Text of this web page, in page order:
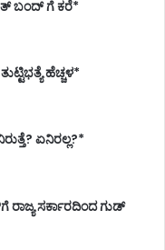
ಬಂದ್‌ ಗೆ ಕರೆ*
ಹೆಚ್ಚಳ*
ಏನಿರಲ್ಲ?*
ಸರ್ಕಾರದಿಂದ ಗುಡ್